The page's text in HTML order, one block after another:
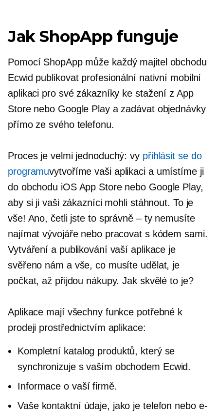
Jak ShopApp funguje
Pomocí ShopApp může každý majitel obchodu
Ecwid publikovat profesionální nativní mobilní
aplikaci pro své zákazníky ke stažení z App
Store nebo Google Play a zadávat objednávky
přímo ze svého telefonu.
Proces je velmi jednoduchý: vy přihlásit se do
programuvytvoříme vaši aplikaci a umístíme ji
do obchodu iOS App Store nebo Google Play,
aby si ji vaši zákazníci mohli stáhnout. To je
vše! Ano, četli jste to správně – tynemusíte
najímat vývojáře nebo pracovat s kódem sami.
Vytváření a publikování vaší aplikace je
svěřeno nám a vše, co musíte udělat, je
počkat, až přijdou nákupy. Jak skvělé to je?
Aplikace mají všechny funkce potřebné k
prodeji prostřednictvím aplikace:
Kompletní katalog produktů, který se
synchronizuje s vaším obchodem Ecwid.
Informace o vaší firmě.
Vaše kontaktní údaje, jako je telefon nebo e-